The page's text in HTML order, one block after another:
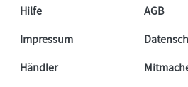
Hilfe
AGB
Impressum
Händler